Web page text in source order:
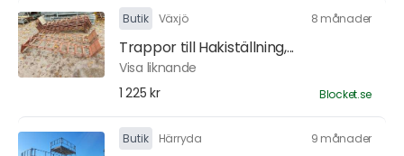
Butik Växjö 8 månader
Trappor till Hakiställning,...
Visa liknande
1 225 kr
Blocket.se
Butik Härryda 9 månader